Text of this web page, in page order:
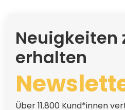
Neuigkeiten
erhalten
Über 11.800 Kund*innen